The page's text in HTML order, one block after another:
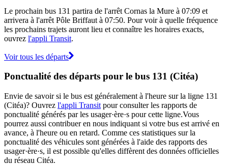
Le prochain bus 131 partira de l'arrêt Cornas la Mure à 07:09 et
arrivera à l'arrêt Pôle Briffaut à 07:50. Pour voir à quelle fréquence
les prochains trajets auront lieu et connaître les horaires exacts,
ouvrez l'appli Transit.
Voir tous les départs
Ponctualité des départs pour le bus 131 (Citéa)
Envie de savoir si le bus est généralement à l'heure sur la ligne 131
(Citéa)? Ouvrez l'appli Transit pour consulter les rapports de
ponctualité générés par les usager·ère·s pour cette ligne.Vous
pourrez aussi contribuer en nous indiquant si votre bus est arrivé en
avance, à l'heure ou en retard. Comme ces statistiques sur la
ponctualité des véhicules sont générées à l'aide des rapports des
usager·ère·s, il est possible qu'elles diffèrent des données officielles
du réseau Citéa.